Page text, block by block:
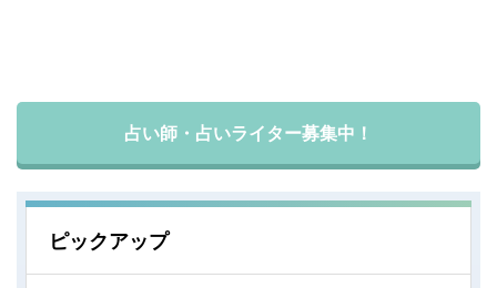
占い師・占いライター募集中！
ピックアップ